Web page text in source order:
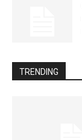
TRENDING